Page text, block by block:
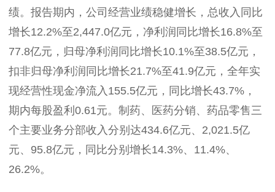
绩。报告期内，公司经营业绩稳健增长，总收入同比
增长12.2%至2,447.0亿元，净利润同比增长16.8%至
77.8亿元， 归母净利润 同比增长10.1%至38.5亿元，
扣非归母净利润同比增长21.7%至41.9亿元 ，全年实
现经营性现金净流入 155.5亿元 ， 同比增长43.7% ，
期内每股盈利0.61元。制药、医药分销、药品零售三
个主要业务分部收入分别达434.6亿元、2,021.5亿
元、95.8亿元，同比分别增长14.3%、11.4%、
26.2%。